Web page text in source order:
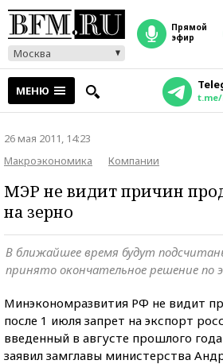
Москва
прямой
эфир
МЕНЮ t.me/
26 мая 2011, 14:23
Макроэкономика
Компании
МЭР не видит причин
на зерно
В ближайшее время будут
принято окончательное решение по
Минэкономразвития РФ не видит
после 1 июля запрет на экспорт
введенный в августе прошлого
заявил замглавы министерства